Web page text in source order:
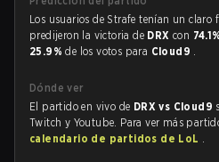
Los usuarios de Strafe tenían un claro
predijeron la victoria de DRXcon
25.9%de los votos para Cloud9 .
Dónde ver
El partido en vivo de DRX vs Cloud9
Twitch y Youtube. Para ver más
calendario de partidos de LoL .